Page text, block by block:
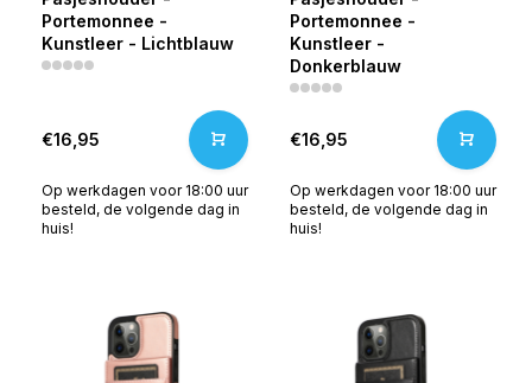
Portemonnee -
Kunstleer - Lichtblauw
€16,95
Op werkdagen voor 18:00 uur
besteld, de volgende dag in
huis!
Portemonnee -
Kunstleer -
Donkerblauw
€16,95
Op werkdagen voor 18:00 uur
besteld, de volgende dag in
huis!